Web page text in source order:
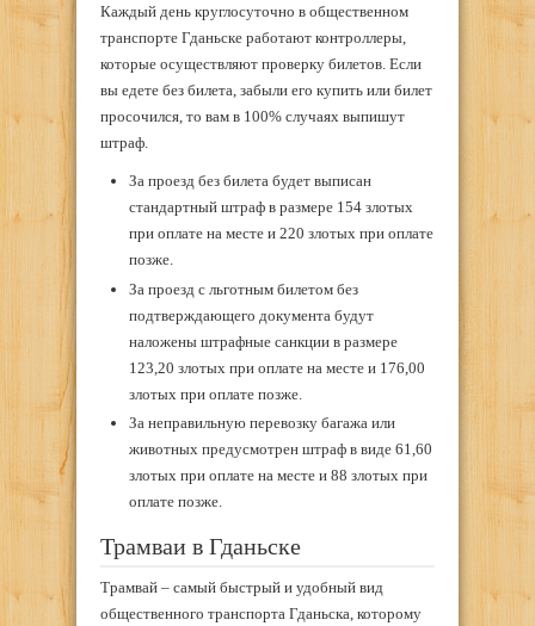
Каждый день круглосуточно в общественном
транспорте Гданьске работают контроллеры,
которые осуществляют проверку билетов. Если
вы едете без билета, забыли его купить или билет
просочился, то вам в 100% случаях выпишут
штраф.
За проезд без билета будет выписан
стандартный штраф в размере 154 злотых
при оплате на месте и 220 злотых при оплате
позже.
За проезд с льготным билетом без
подтверждающего документа будут
наложены штрафные санкции в размере
123,20 злотых при оплате на месте и 176,00
злотых при оплате позже.
За неправильную перевозку багажа или
животных предусмотрен штраф в виде 61,60
злотых при оплате на месте и 88 злотых при
оплате позже.
Трамваи в Гданьске
Трамвай – самый быстрый и удобный вид
общественного транспорта Гданьска, которому